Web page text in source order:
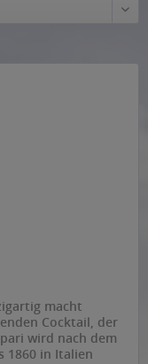
macht
Cocktail, der
wird nach dem
1860 in Italien